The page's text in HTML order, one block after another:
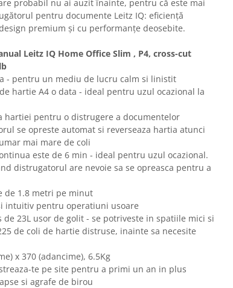
probabil nu ai auzit înainte, pentru că este mai
pentru documente Leitz IQ: eficiență
premium și cu performanțe deosebite.
Leitz IQ Home Office Slim , P4, cross-cut
- pentru un mediu de lucru calm si linistit
hartie A4 o data - ideal pentru uzul ocazional la
hartiei pentru o distrugere a documentelor
se opreste automat si reverseaza hartia atunci
mai mare de coli
este de 6 min - ideal pentru uzul ocazional.
distrugatorul are nevoie sa se opreasca pentru a
de 1.8 metri pe minut
intuitiv pentru operatiuni usoare
de 23L usor de golit - se potriveste in spatiile mici si
de coli de hartie distruse, inainte sa necesite
x 370 (adancime), 6.5Kg
te pe site pentru a primi un an in plus
si agrafe de birou